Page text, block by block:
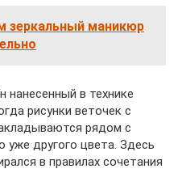
зеркальный маникюр
нанесенный в технике
рисунки веточек с
рядом с
уже другого цвета. Здесь
в правилах сочетания